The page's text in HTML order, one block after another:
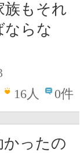
族もそれ
ならな
16人 0件
かったの